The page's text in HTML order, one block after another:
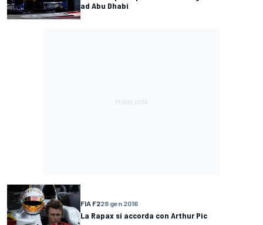
ad Abu Dhabi
FIA F228 gen 2016
La Rapax si accorda con Arthur Pic